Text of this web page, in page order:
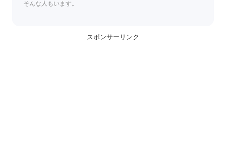
そんな人もいます。
スポンサーリンク